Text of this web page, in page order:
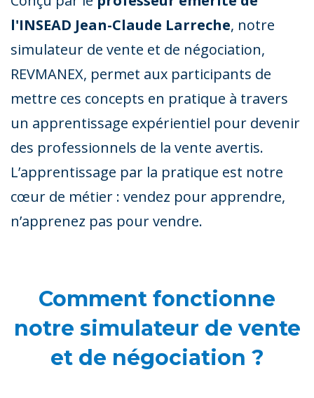
l'INSEAD Jean-Claude Larreche, notre
simulateur de vente et de négociation,
REVMANEX, permet aux participants de
mettre ces concepts en pratique à travers
un apprentissage expérientiel pour devenir
des professionnels de la vente avertis.
L’apprentissage par la pratique est notre
cœur de métier : vendez pour apprendre,
n’apprenez pas pour vendre.
Comment fonctionne
notre simulateur de vente
et de négociation ?